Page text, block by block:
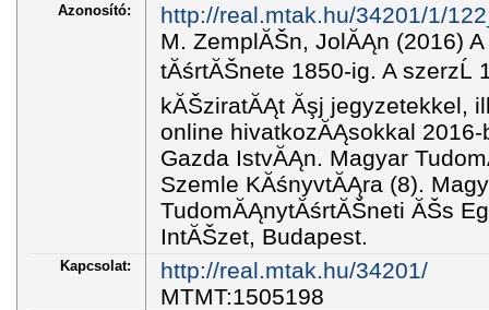
Azonosító:
http://real.mtak.hu/34201/1/
M. ZemplĂŠn, JolĂĄn (2016)
tĂśrtĂŠnete 1850-ig. A szerzĹ
kĂŠziratĂĄt Ăşj jegyzetekkel,
online hivatkozĂĄsokkal
Gazda IstvĂĄn. Magyar
Szemle KĂśnyvtĂĄra (8).
TudomĂĄnytĂśrtĂŠneti ĂŠs
IntĂŠzet, Budapest.
Kapcsolat:
http://real.mtak.hu/34201/
MTMT:1505198